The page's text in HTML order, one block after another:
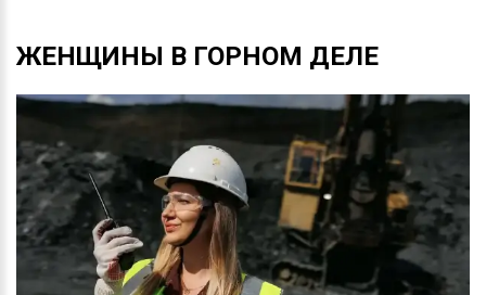
ЖЕНЩИНЫ В ГОРНОМ ДЕЛЕ